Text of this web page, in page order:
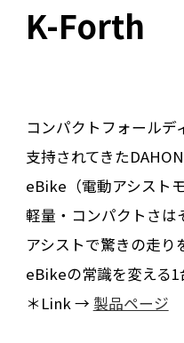
K-Forth
コンパクトフォールデ
支持されてきた
eBike（電動アシスト
軽量・コンパクトさは
アシストで驚きの走
eBikeの常識を変える1
＊Link → 製品ページ